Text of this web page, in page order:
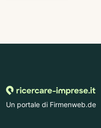
Un portale di Firmenweb.de